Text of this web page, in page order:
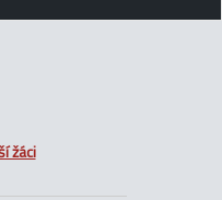
žáci